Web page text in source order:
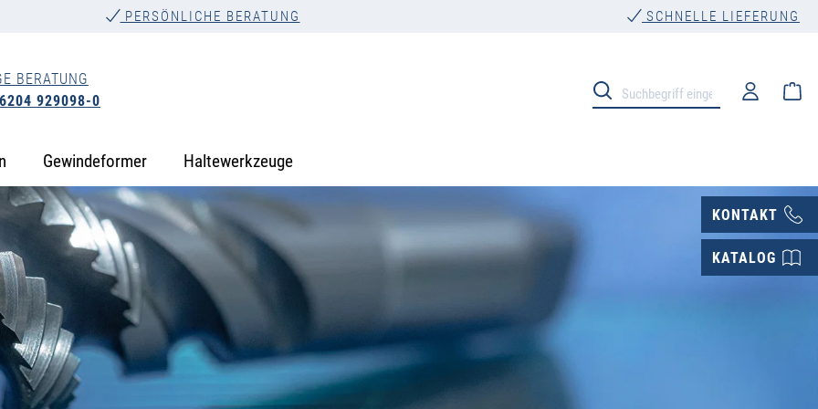
PERSÖNLICHE BERATUNG SCHNELLE LIEFERUNG
BERATUNG
929098-0
Gewindeformer Haltewerkzeuge
KONTAKT
KATALOG